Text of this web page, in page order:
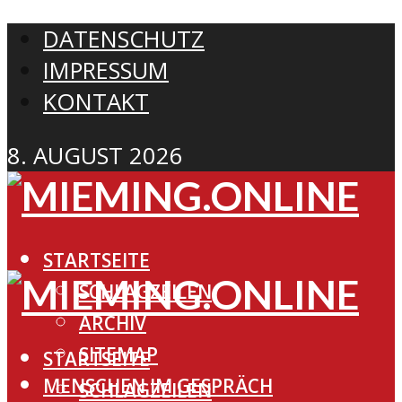
DATENSCHUTZ
IMPRESSUM
KONTAKT
8. AUGUST 2026
STARTSEITE
SCHLAGZEILEN
ARCHIV
SITEMAP
MENSCHEN IM GESPRÄCH
STARTSEITE
SCHLAGZEILEN